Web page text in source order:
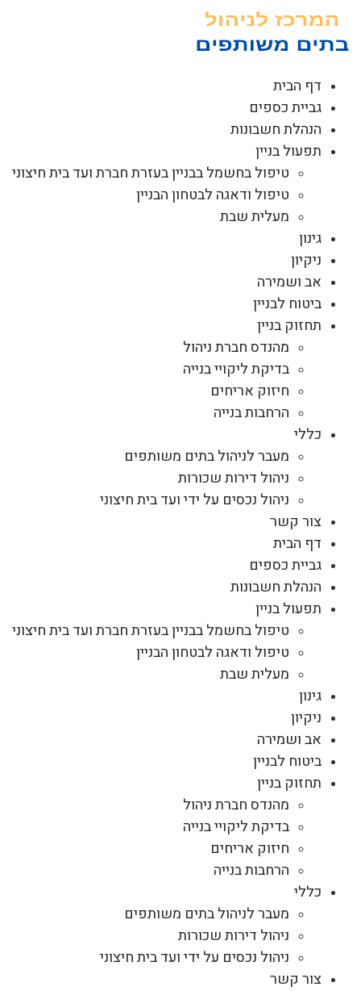
דף הבית
גביית כספים
הנהלת חשבונות
תפעול בניין
טיפול בחשמל בבניין בעזרת חברת ועד בית חיצוני
טיפול ודאגה לבטחון הבניין
מעלית שבת
גינון
ניקיון
אב ושמירה
ביטוח לבניין
תחזוק בניין
מהנדס חברת ניהול
בדיקת ליקויי בנייה
חיזוק אריחים
הרחבות בנייה
כללי
מעבר לניהול בתים משותפים
ניהול דירות שכורות
ניהול נכסים על ידי ועד בית חיצוני
צור קשר
דף הבית
גביית כספים
הנהלת חשבונות
תפעול בניין
טיפול בחשמל בבניין בעזרת חברת ועד בית חיצוני
טיפול ודאגה לבטחון הבניין
מעלית שבת
גינון
ניקיון
אב ושמירה
ביטוח לבניין
תחזוק בניין
מהנדס חברת ניהול
בדיקת ליקויי בנייה
חיזוק אריחים
הרחבות בנייה
כללי
מעבר לניהול בתים משותפים
ניהול דירות שכורות
ניהול נכסים על ידי ועד בית חיצוני
צור קשר